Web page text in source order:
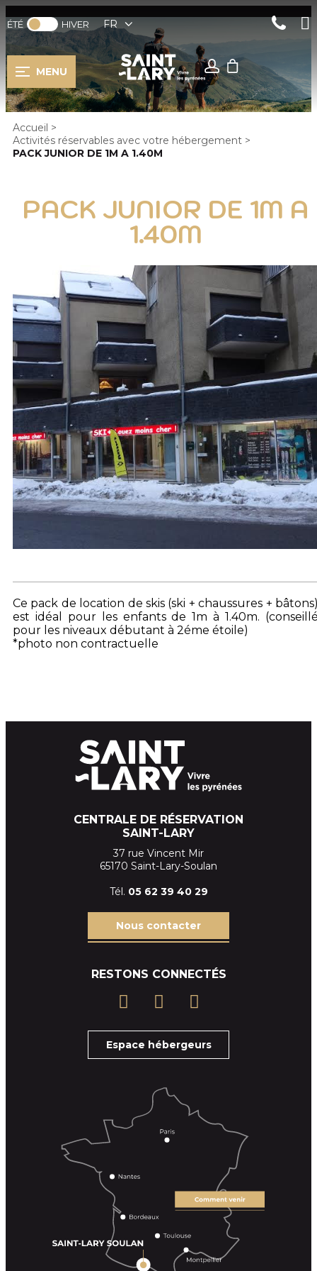
ÉTÉ HIVER FR
MENU
Accueil >
Activités réservables avec votre hébergement >
PACK JUNIOR DE 1M A 1.40M
PACK JUNIOR DE 1M A
1.40M
Ce pack de location de skis (ski + chaussures +
est idéal pour les enfants de 1m à 1.40m.
pour les niveaux débutant à 2éme étoile)
*photo non contractuelle
CENTRALE DE RÉSERVATION
SAINT-LARY
37 rue Vincent Mir
65170 Saint-Lary-Soulan
Tél. 05 62 39 40 29
Nous contacter
RESTONS CONNECTÉS
Espace hébergeurs